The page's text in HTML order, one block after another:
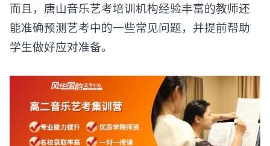
而且，唐山音乐艺考培训机构经验丰富的教师还
能准确预测艺考中的一些常见问题，并提前帮助
学生做好应对准备。